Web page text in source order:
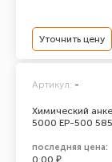
Уточнить цену
Химический
5000 ЕР-500
Артикул: -
последняя цена:
0.00 ₽